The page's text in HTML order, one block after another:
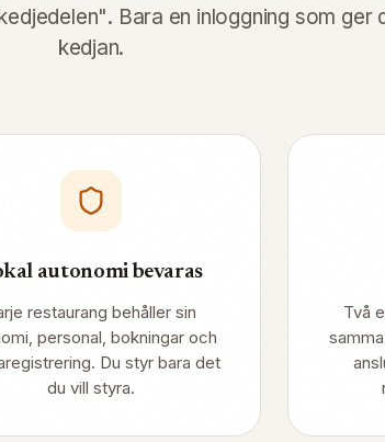
Bara en inloggning som ger
kedjan.
autonomi bevaras
restaurang behåller sin
personal, bokningar och
Du styr bara det
du vill styra.
Två